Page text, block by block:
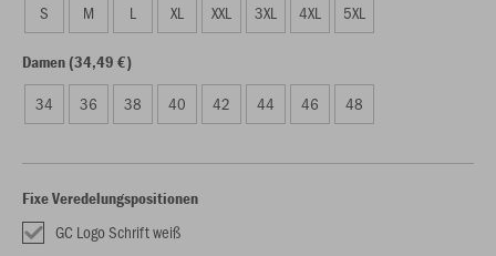
S M L XL XXL 3XL 4XL 5XL
Damen (34,49 €)
34 36 38 40 42 44 46 48
Fixe Veredelungspositionen
GC Logo Schrift weiß